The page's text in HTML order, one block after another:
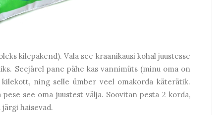
kilepakend). Vala see kraanikausi kohal juustesse
Seejärel pane pähe kas vannimüts (minu oma on
ning selle ümber veel omakorda käterätik.
see oma juustest välja. Soovitan pesta 2 korda,
haisevad.